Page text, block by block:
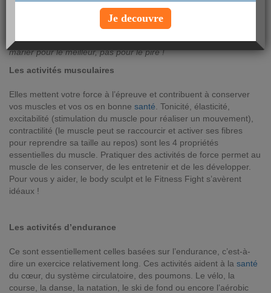
Pour entretenir sa forme, il faut savoir varier les plaisirs ! Gros
plan sur les 4 différents types d’activité physique que vous pouvez
marier pour le meilleur, pas pour le pire !
Les activités musculaires
Elles mettent votre force à l’épreuve et contribuent à conserver
vos muscles et vos os en bonne santé . Tonicité, élasticité,
excitabilité (stimulation du muscle pour réaliser un mouvement),
contractilité (le muscle peut se raccourcir et activer ses fibres
pour reprendre sa taille au repos) sont les 4 propriétés
essentielles du muscle. Pratiquer des activités de force permet au
muscle de les conserver, de les entretenir et de les développer.
Pour vous y aider, le body sculpt et le Fitness Fight s’avèrent
idéaux !
Les activités d’endurance
Ce sont essentiellement celles basées sur l’endurance, c’est-à-
dire un exercice relativement long. Ces activités aident à la santé
du cœur, du système circulatoire, des poumons. Le vélo, la
course, la danse, la natation, le ski de fond ou encore l’aérobic
Je decouvre